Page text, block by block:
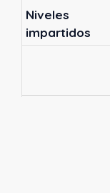
Niveles
impartidos